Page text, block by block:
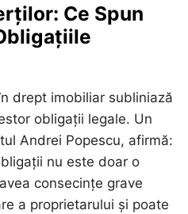
Ce Spun
drept imobiliar subliniază
obligații legale. Un
Andrei Popescu, afirmă:
nu este doar o
consecințe grave
a proprietarului și poate